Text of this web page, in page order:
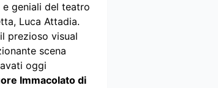
geniali del teatro
Luca Attadia.
prezioso visual
scena
oggi
Immacolato di